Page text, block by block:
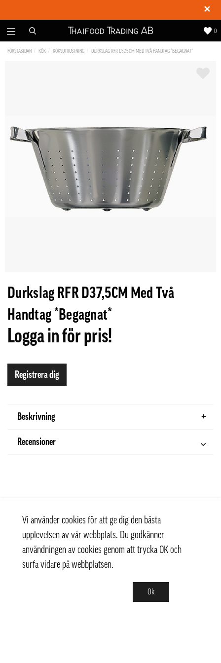
✕
0
FÖRSTASIDAN KÖK KÖKSUTRUSTNING DURKSLAG RFR D37,5CM MED TVÅ HANDTAG *BEGAGNAT*
Durkslag RFR D37,5CM Med Två
Handtag *Begagnat*
Logga in för pris!
Registrera dig
Beskrivning
Recensioner
Vi använder cookies för att ge dig den bästa
upplevelsen av vår webbplats. Du godkänner
användningen av cookies genom att trycka OK och
surfa vidare på webbplatsen.
Ok